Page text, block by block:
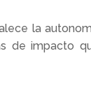
la
de impacto